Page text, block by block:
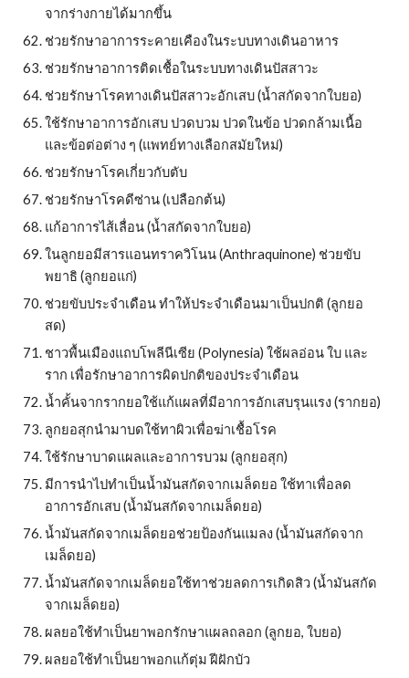
จากร่างกายได้มากขึ้น
ช่วยรักษาอาการระคายเคืองในระบบทางเดินอาหาร
ช่วยรักษาอาการติดเชื้อในระบบทางเดินปัสสาวะ
ช่วยรักษาโรคทางเดินปัสสาวะอักเสบ (น้ำสกัดจากใบยอ)
ใช้รักษาอาการอักเสบ ปวดบวม ปวดในข้อ ปวดกล้ามเนื้อ
และข้อต่อต่าง ๆ (แพทย์ทางเลือกสมัยใหม่)
ช่วยรักษาโรคเกี่ยวกับตับ
ช่วยรักษาโรคดีซ่าน (เปลือกต้น)
แก้อาการไส้เลื่อน (น้ำสกัดจากใบยอ)
ในลูกยอมีสารแอนทราควิโนน (Anthraquinone) ช่วยขับ
พยาธิ (ลูกยอแก่)
ช่วยขับประจำเดือน ทำให้ประจำเดือนมาเป็นปกติ (ลูกยอ
สด)
ชาวพื้นเมืองแถบโพลีนีเซีย (Polynesia) ใช้ผลอ่อน ใบ และ
ราก เพื่อรักษาอาการผิดปกติของประจำเดือน
น้ำคั้นจากรากยอใช้แก้แผลที่มีอาการอักเสบรุนแรง (รากยอ)
ลูกยอสุกนำมาบดใช้ทาผิวเพื่อฆ่าเชื้อโรค
ใช้รักษาบาดแผลและอาการบวม (ลูกยอสุก)
มีการนำไปทำเป็นน้ำมันสกัดจากเมล็ดยอ ใช้ทาเพื่อลด
อาการอักเสบ (น้ำมันสกัดจากเมล็ดยอ)
น้ำมันสกัดจากเมล็ดยอช่วยป้องกันแมลง (น้ำมันสกัดจาก
เมล็ดยอ)
น้ำมันสกัดจากเมล็ดยอใช้ทาช่วยลดการเกิดสิว (น้ำมันสกัด
จากเมล็ดยอ)
ผลยอใช้ทำเป็นยาพอกรักษาแผลถลอก (ลูกยอ, ใบยอ)
ผลยอใช้ทำเป็นยาพอกแก้ตุ่ม ฝีฝักบัว